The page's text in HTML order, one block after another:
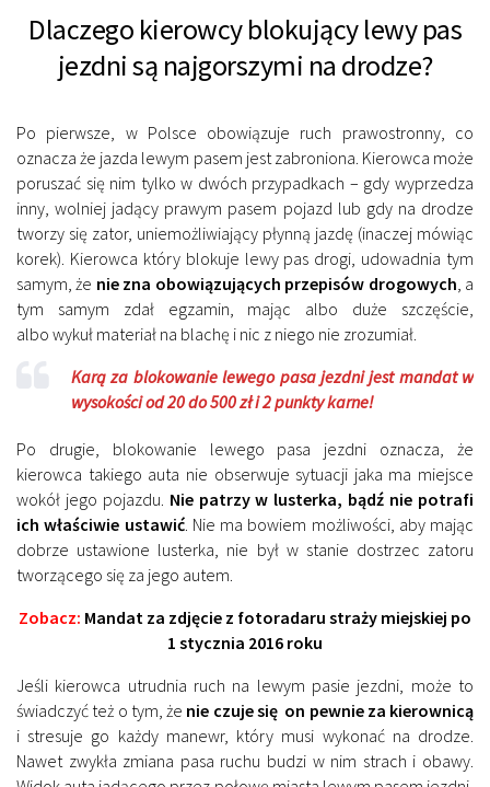
Dlaczego kierowcy blokujący lewy pas
jezdni są najgorszymi na drodze?
Po pierwsze, w Polsce obowiązuje ruch prawostronny, co
oznacza że jazda lewym pasem jest zabroniona. Kierowca może
poruszać się nim tylko w dwóch przypadkach – gdy wyprzedza
inny, wolniej jadący prawym pasem pojazd lub gdy na drodze
tworzy się zator, uniemożliwiający płynną jazdę (inaczej mówiąc
korek). Kierowca który blokuje lewy pas drogi, udowadnia tym
samym, że nie zna obowiązujących przepisów drogowych , a
tym samym zdał egzamin, mając albo duże szczęście,
albo wykuł materiał na blachę i nic z niego nie zrozumiał.
Karą za blokowanie lewego pasa jezdni jest mandat w
wysokości od 20 do 500 zł i 2 punkty karne!
Po drugie, blokowanie lewego pasa jezdni oznacza, że
kierowca takiego auta nie obserwuje sytuacji jaka ma miejsce
wokół jego pojazdu. Nie patrzy w lusterka, bądź nie potrafi
ich właściwie ustawić. Nie ma bowiem możliwości, aby mając
dobrze ustawione lusterka, nie był w stanie dostrzec zatoru
tworzącego się za jego autem.
Zobacz: Mandat za zdjęcie z fotoradaru straży miejskiej po
1 stycznia 2016 roku
Jeśli kierowca utrudnia ruch na lewym pasie jezdni, może to
świadczyć też o tym, że nie czuje się on pewnie za kierownicą
i stresuje go każdy manewr, który musi wykonać na drodze.
Nawet zwykła zmiana pasa ruchu budzi w nim strach i obawy.